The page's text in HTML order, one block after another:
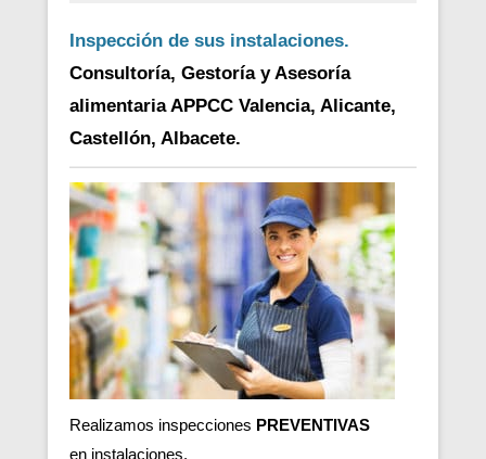
Inspección de sus instalaciones.
Consultoría, Gestoría y Asesoría
alimentaria APPCC Valencia, Alicante,
Castellón, Albacete.
Realizamos inspecciones PREVENTIVAS
en instalaciones.